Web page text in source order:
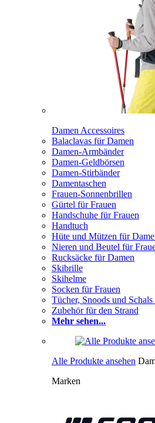
Damen Accessoires
Balaclavas für Damen
Damen-Armbänder
Damen-Geldbörsen
Damen-Stirbänder
Damentaschen
Frauen-Sonnenbrillen
Gürtel für Frauen
Handschuhe für Frauen
Handtuch
Hüte und Mützen für
Nieren und Beutel für
Rucksäcke für Damen
Skibrille
Skihelme
Socken für Frauen
Tücher, Snoods und
Zubehör für den Strand
Mehr sehen...
Alle Produkte ansehen
Marken